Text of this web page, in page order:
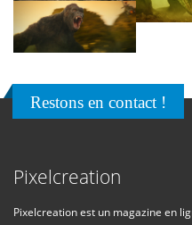
Restons en contact !
Pixelcreation
Pixelcreation est un magazine en